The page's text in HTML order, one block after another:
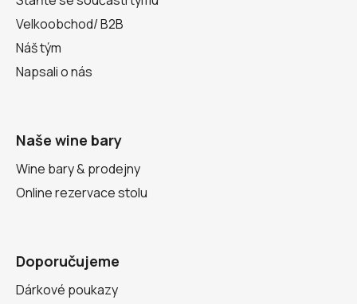
Velkoobchod/ B2B
Náš tým
Napsali o nás
Naše wine bary
Wine bary & prodejny
Online rezervace stolu
Doporučujeme
Dárkové poukazy